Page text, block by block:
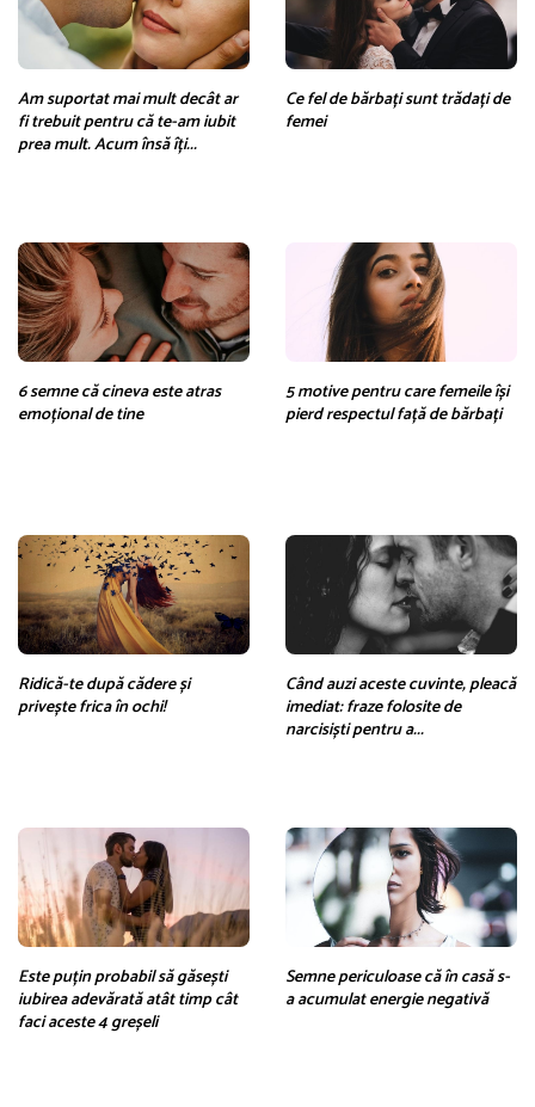
Am suportat mai mult decât ar
fi trebuit pentru că te-am iubit
prea mult. Acum însă îți...
Ce fel de bărbați sunt trădați de
femei
6 semne că cineva este atras
emoțional de tine
5 motive pentru care femeile își
pierd respectul față de bărbați
Ridică-te după cădere și
privește frica în ochi!
Când auzi aceste cuvinte, pleacă
imediat: fraze folosite de
narcisiști ​​pentru a...
Este puțin probabil să găsești
iubirea adevărată atât timp cât
faci aceste 4 greșeli
Semne periculoase că în casă s-
a acumulat energie negativă